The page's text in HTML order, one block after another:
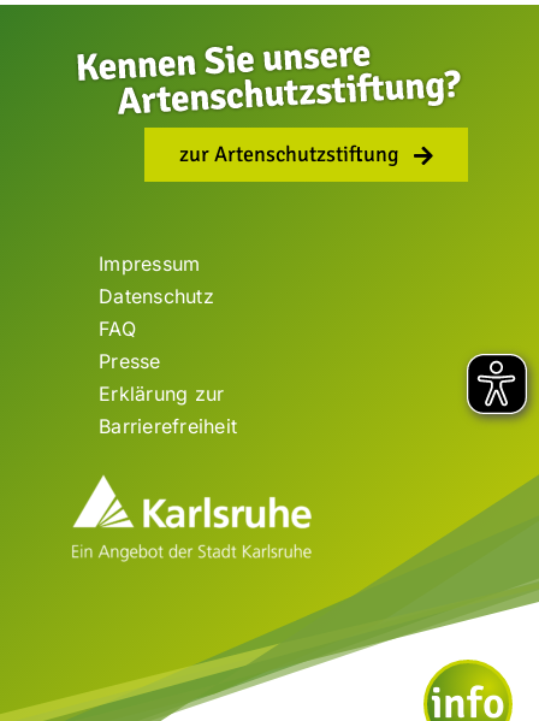
zur Artenschutzstiftung
Impressum
Datenschutz
FAQ
Presse
Erklärung zur
Barrierefreiheit
info